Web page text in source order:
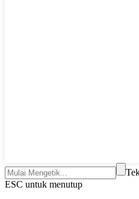
ESC untuk menutup